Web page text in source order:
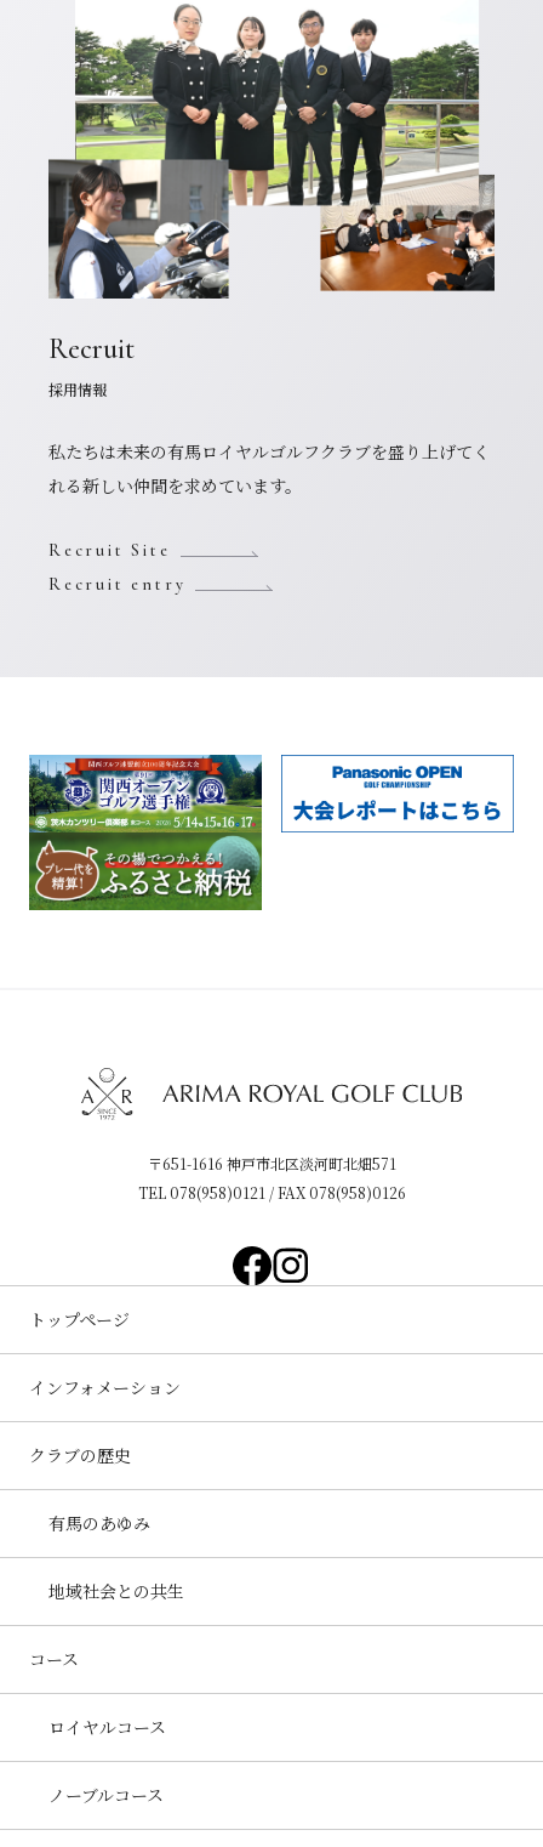
Recruit
採用情報
私たちは未来の有馬ロイヤルゴルフクラブを盛り上げてく
れる新しい仲間を求めています。
Recruit Site
Recruit entry
〒651-1616 神戸市北区淡河町北畑571
TEL 078(958)0121 / FAX 078(958)0126
トップページ
インフォメーション
クラブの歴史
有馬のあゆみ
地域社会との共生
コース
ロイヤルコース
ノーブルコース